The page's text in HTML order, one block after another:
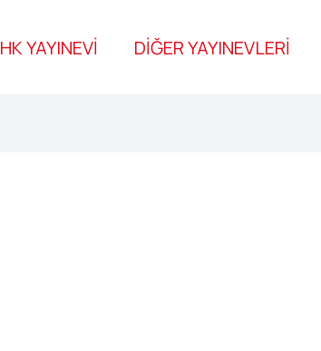
HK YAYINEVİ DİĞER YAYINEVLERİ